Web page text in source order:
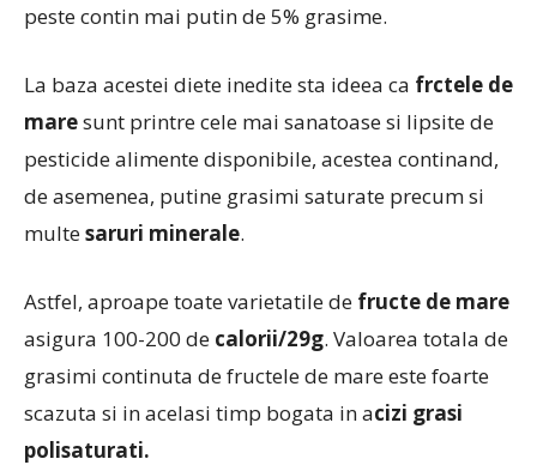
peste contin mai putin de 5% grasime.
La baza acestei diete inedite sta ideea ca frctele de
maresunt printre cele mai sanatoase si lipsite de
pesticide alimente disponibile, acestea continand,
de asemenea, putine grasimi saturate precum si
multesaruri minerale.
Astfel, aproape toate varietatile de fructe de mare
asigura 100-200 de calorii/29g. Valoarea totala de
grasimi continuta de fructele de mare este foarte
scazuta si in acelasi timp bogata in acizi grasi
polisaturati.